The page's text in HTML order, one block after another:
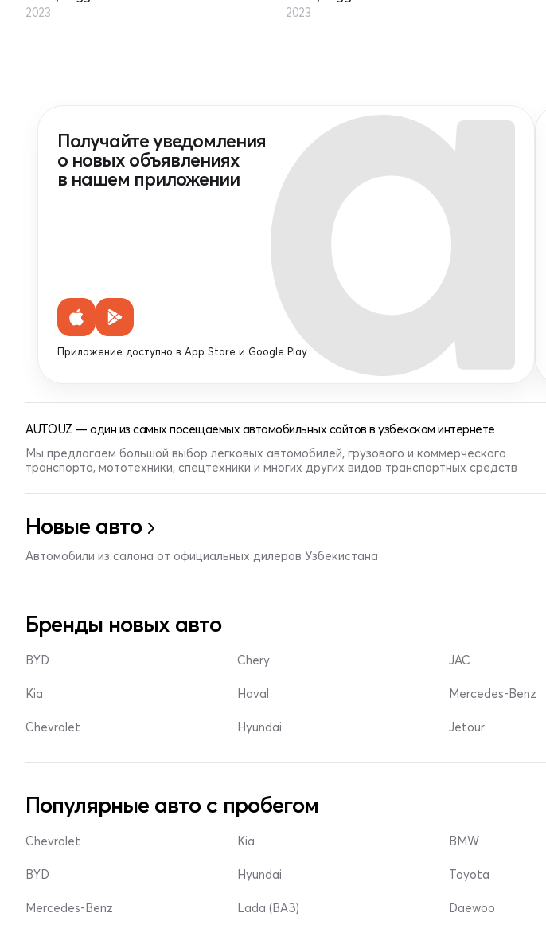
2023 2023
Получайте уведомления
о новых объявлениях
в нашем приложении
Приложение доступно в App Store и Google Play
AUTO.UZ — один из самых посещаемых автомобильных сайтов в узбекском интернете
Мы предлагаем большой выбор легковых автомобилей, грузового и коммерческого
транспорта, мототехники, спецтехники и многих других видов транспортных средств
Новые авто
Автомобили из салона от официальных дилеров Узбекистана
Бренды новых авто
BYD
Kia
Chevrolet
Chery
Haval
Hyundai
JAC
Mercedes-Benz
Jetour
Популярные авто с пробегом
Chevrolet
BYD
Mercedes-Benz
Kia
Hyundai
Lada (ВАЗ)
BMW
Toyota
Daewoo